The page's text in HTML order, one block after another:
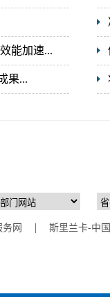
能加速...
果...